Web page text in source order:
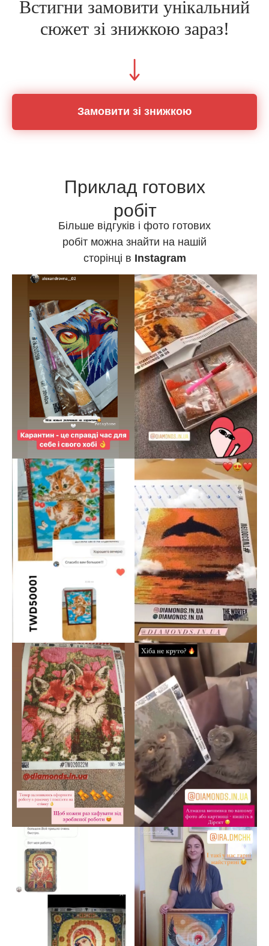
Встигни замовити унікальний
сюжет зі знижкою зараз!
Замовити зі знижкою
Більше відгуків і фото готових
робіт можна знайти на нашій
сторінці в Instagram
Приклад готових
робіт